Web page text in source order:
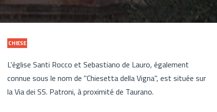
CHIESE
L'église Santi Rocco et Sebastiano de Lauro, également
connue sous le nom de "Chiesetta della Vigna", est située sur
la Via dei SS. Patroni, à proximité de Taurano.